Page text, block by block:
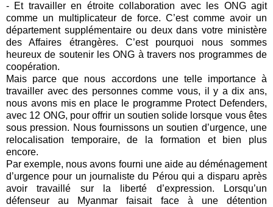
- Et travailler en étroite collaboration avec les ONG agit
comme un multiplicateur de force. C’est comme avoir un
département supplémentaire ou deux dans votre ministère
des Affaires étrangères. C’est pourquoi nous sommes
heureux de soutenir les ONG à travers nos programmes de
coopération.
Mais parce que nous accordons une telle importance à
travailler avec des personnes comme vous, il y a dix ans,
nous avons mis en place le programme Protect Defenders,
avec 12 ONG, pour offrir un soutien solide lorsque vous êtes
sous pression. Nous fournissons un soutien d’urgence, une
relocalisation temporaire, de la formation et bien plus
encore.
Par exemple, nous avons fourni une aide au déménagement
d’urgence pour un journaliste du Pérou qui a disparu après
avoir travaillé sur la liberté d’expression. Lorsqu’un
défenseur au Myanmar faisait face à une détention